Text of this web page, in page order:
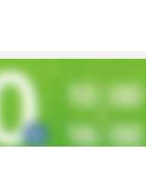
0062
長岡市大手通1丁目4番地10